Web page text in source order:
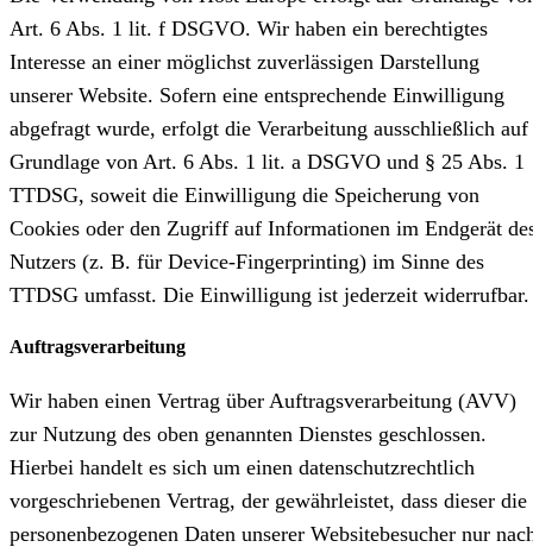
Art. 6 Abs. 1 lit. f DSGVO. Wir haben ein berechtigtes
Interesse an einer möglichst zuverlässigen Darstellung
unserer Website. Sofern eine entsprechende Einwilligung
abgefragt wurde, erfolgt die Verarbeitung ausschließlich auf
Grundlage von Art. 6 Abs. 1 lit. a DSGVO und § 25 Abs. 1
TTDSG, soweit die Einwilligung die Speicherung von
Cookies oder den Zugriff auf Informationen im Endgerät
Nutzers (z. B. für Device-Fingerprinting) im Sinne des
TTDSG umfasst. Die Einwilligung ist jederzeit widerrufbar.
Auftragsverarbeitung
Wir haben einen Vertrag über Auftragsverarbeitung (AVV)
zur Nutzung des oben genannten Dienstes geschlossen.
Hierbei handelt es sich um einen datenschutzrechtlich
vorgeschriebenen Vertrag, der gewährleistet, dass dieser die
personenbezogenen Daten unserer Websitebesucher nur